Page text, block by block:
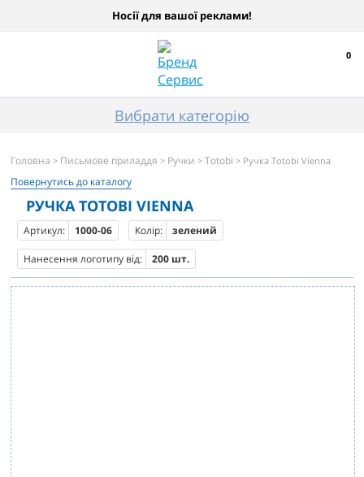
Носії для вашої реклами!
0
Вибрати категорію
Головна > Письмове приладдя > Ручки >Totobi > Ручка Totobi Vienna
Повернутись до каталогу
РУЧКА TOTOBI VIENNA
Артикул: 1000-06 Колір: зелений
Нанесення логотипу від: 200 шт.